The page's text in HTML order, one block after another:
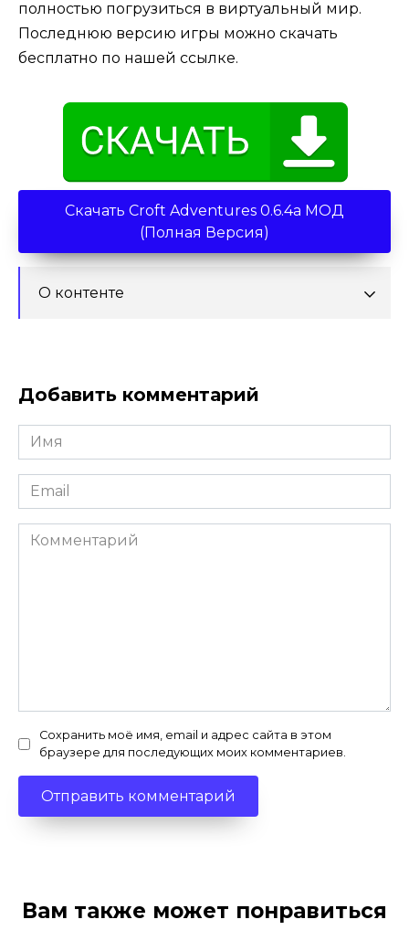
полностью погрузиться в виртуальный мир.
Последнюю версию игры можно скачать
бесплатно по нашей ссылке.
Скачать Croft Adventures 0.6.4a МОД
(Полная Версия)
О контенте
Добавить комментарий
Имя
*
Email
*
Комментарий
Сохранить моё имя, email и адрес сайта в этом
браузере для последующих моих комментариев.
Вам также может понравиться